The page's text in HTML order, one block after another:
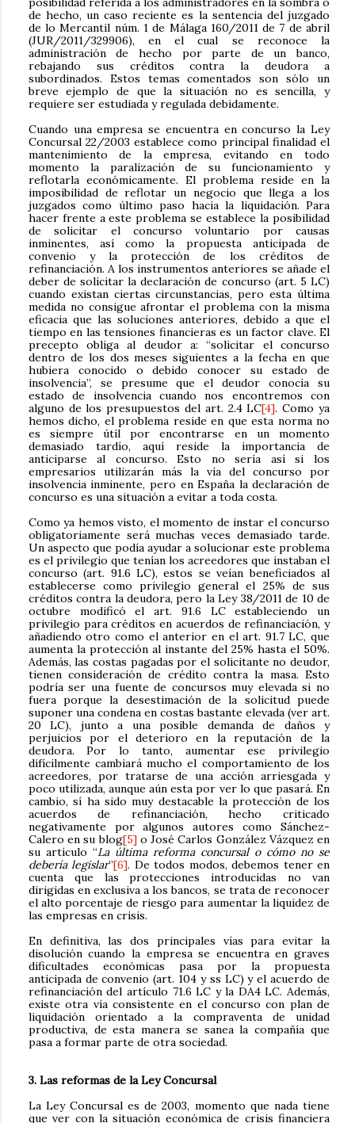
de hecho, un caso reciente es la sentencia del juzgado
de lo Mercantil núm. 1 de Málaga 160/2011 de 7 de abril
(JUR/2011/329906), en el cual se reconoce la
administración de hecho por parte de un banco,
rebajando sus créditos contra la deudora a
subordinados. Estos temas comentados son sólo un
breve ejemplo de que la situación no es sencilla, y
requiere ser estudiada y regulada debidamente.
Cuando una empresa se encuentra en concurso la Ley
Concursal 22/2003 establece como principal finalidad el
mantenimiento de la empresa, evitando en todo
momento la paralización de su funcionamiento y
reflotarla económicamente. El problema reside en la
imposibilidad de reflotar un negocio que llega a los
juzgados como último paso hacia la liquidación. Para
hacer frente a este problema se establece la posibilidad
de solicitar el concurso voluntario por causas
inminentes, así como la propuesta anticipada de
convenio y la protección de los créditos de
refinanciación. A los instrumentos anteriores se añade el
deber de solicitar la declaración de concurso (art. 5 LC)
cuando existan ciertas circunstancias, pero esta última
medida no consigue afrontar el problema con la misma
eficacia que las soluciones anteriores, debido a que el
tiempo en las tensiones financieras es un factor clave. El
precepto obliga al deudor a: “solicitar el concurso
dentro de los dos meses siguientes a la fecha en que
hubiera conocido o debido conocer su estado de
insolvencia”, se presume que el deudor conocía su
estado de insolvencia cuando nos encontremos con
alguno de los presupuestos del art. 2.4 LC[4]. Como ya
hemos dicho, el problema reside en que esta norma no
es siempre útil por encontrarse en un momento
demasiado tardío, aquí reside la importancia de
anticiparse al concurso. Esto no sería así si los
empresarios utilizarán más la vía del concurso por
insolvencia inminente, pero en España la declaración de
concurso es una situación a evitar a toda costa.
Como ya hemos visto, el momento de instar el concurso
obligatoriamente será muchas veces demasiado tarde.
Un aspecto que podía ayudar a solucionar este problema
es el privilegio que tenían los acreedores que instaban el
concurso (art. 91.6 LC), estos se veían beneficiados al
establecerse como privilegio general el 25% de sus
créditos contra la deudora, pero la Ley 38/2011 de 10 de
octubre modificó el art. 91.6 LC estableciendo un
privilegio para créditos en acuerdos de refinanciación, y
añadiendo otro como el anterior en el art. 91.7 LC, que
aumenta la protección al instante del 25% hasta el 50%.
Además, las costas pagadas por el solicitante no deudor,
tienen consideración de crédito contra la masa. Esto
podría ser una fuente de concursos muy elevada si no
fuera porque la desestimación de la solicitud puede
suponer una condena en costas bastante elevada (ver art.
20 LC), junto a una posible demanda de daños y
perjuicios por el deterioro en la reputación de la
deudora. Por lo tanto, aumentar ese privilegio
difícilmente cambiará mucho el comportamiento de los
acreedores, por tratarse de una acción arriesgada y
poco utilizada, aunque aún esta por ver lo que pasará. En
cambio, sí ha sido muy destacable la protección de los
acuerdos de refinanciación, hecho criticado
negativamente por algunos autores como Sánchez-
Calero en su blog[5]o José Carlos González Vázquez en
su artículo “La última reforma concursal o cómo no se
debería legislar”[6]. De todos modos, debemos tener en
cuenta que las protecciones introducidas no van
dirigidas en exclusiva a los bancos, se trata de reconocer
el alto porcentaje de riesgo para aumentar la liquidez de
las empresas en crisis.
En definitiva, las dos principales vías para evitar la
disolución cuando la empresa se encuentra en graves
dificultades económicas pasa por la propuesta
anticipada de convenio (art. 104 y ss LC) y el acuerdo de
refinanciación del artículo 71.6 LC y la DA4 LC. Además,
existe otra vía consistente en el concurso con plan de
liquidación orientado a la compraventa de unidad
productiva, de esta manera se sanea la compañía que
pasa a formar parte de otra sociedad.
3. Las reformas de la Ley Concursal
La Ley Concursal es de 2003, momento que nada tiene
que ver con la situación económica de crisis financiera